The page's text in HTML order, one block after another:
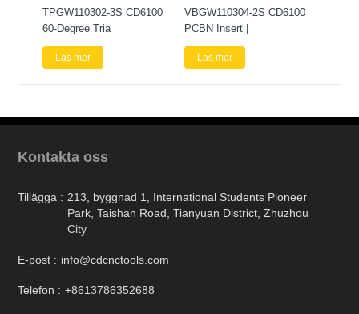
TPGW110302-3S CD6100
60-Degree Tria
Läs mer
VBGW110304-2S CD6100
PCBN Insert |
Läs mer
Kontakta oss
Tillägga : 213, byggnad 1, International Students Pioneer
Park, Taishan Road, Tianyuan District, Zhuzhou
City
E-post : info@cdcnctools.com
Telefon : +8613786352688